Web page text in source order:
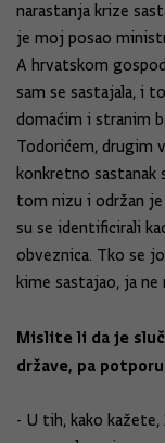
narastanja krize
je moj posao
A hrvatskom
sam se sastajala, i
domaćim i stranim
Todorićem, drugim
konkretno
tom nizu i održan je
su se identificirali
obveznica. Tko se
kime sastajao, ja
Mislite li da je
države, pa
- U tih, kako